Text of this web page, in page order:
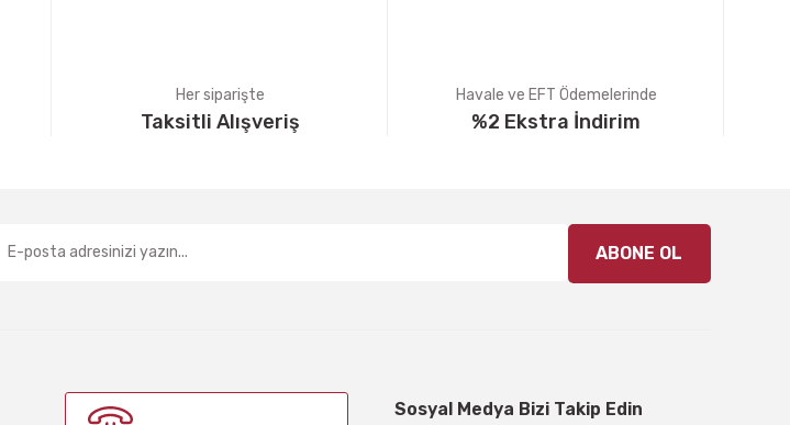
Her siparişte
Taksitli Alışveriş
Havale ve EFT Ödemelerinde
%2 Ekstra İndirim
ABONE OL
Sosyal Medya Bizi Takip Edin